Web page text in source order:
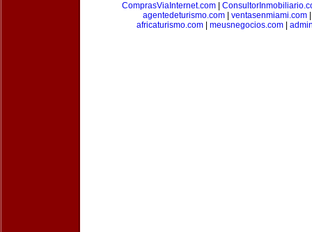
ComprasViaInternet.com
agentedeturismo.com| ventasenmiami.com
africaturismo.com
meusnegocios.com